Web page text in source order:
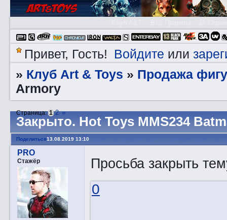
Привет, Гость! Войдите или
» Клуб Art & Toys » Продажа
Armory
Закрытo. Hot Toys MMS234
Страница:1 2 »
Поделиться13.08.2019 13:10
PRO
Стажёр
Просьба закрыть
0